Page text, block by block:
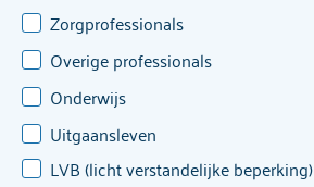
Ouders
Kinderen
Familie, partners & vrienden
Zorgprofessionals
Huisartsen & verwijzers
Jeugdzorg
Overige zorgverleners
Overige professionals
Onderwijs
VO
MBO
Uitgaansleven
LVB (licht verstandelijke beperking)